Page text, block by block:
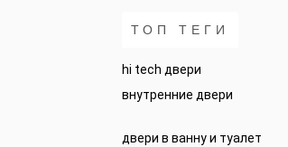
ТОП ТЕГИ
hi tech двери
внутренние двери
двери в ванну и туалет